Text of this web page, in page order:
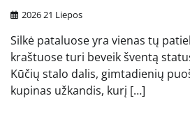
2026 21 Liepos
Silkė pataluose yra vienas tų
kraštuose turi beveik šventą
Kūčių stalo dalis, gimtadienių
kupinas užkandis, kurį […]